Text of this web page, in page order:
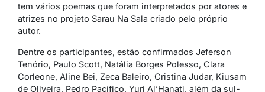
tem vários poemas que foram interpretados por atores e
atrizes no projeto Sarau Na Sala criado pelo próprio
autor.
Dentre os participantes, estão confirmados Jeferson
Tenório, Paulo Scott, Natália Borges Polesso, Clara
Corleone, Aline Bei, Zeca Baleiro, Cristina Judar, Kiusam
de Oliveira, Pedro Pacífico, Yuri Al’Hanati, além da sul-